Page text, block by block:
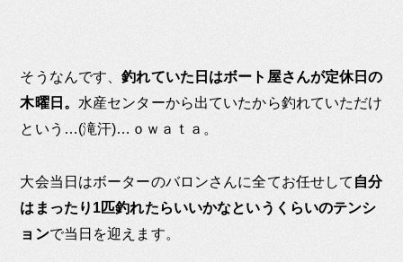
そうなんです、釣れていた日はボート屋さんが定休日の
木曜日。 水産センターから出ていたから釣れていただけ
という…(滝汗)…ｏｗａｔａ。
大会当日はボーターのバロンさんに全てお任せして 自分
はまったり1匹釣れたらいいかなというくらいのテンシ
ョンで当日を迎えます。